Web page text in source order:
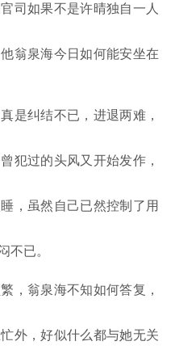
司如果不是许晴独自一人
翁泉海今日如何能安坐在
纠结不已，进退两难，
犯过的头风又开始发作，
，虽然自己已然控制了用
已。
翁泉海不知如何答复，
外，好似什么都与她无关